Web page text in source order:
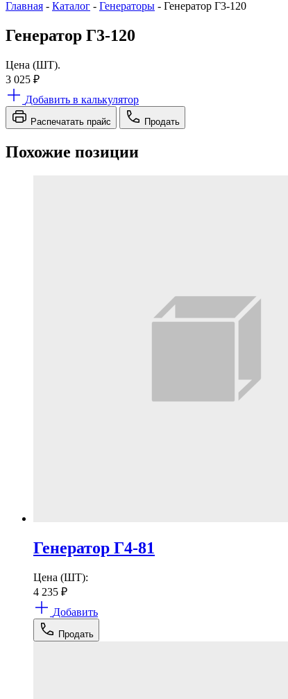
Главная - Каталог - Генераторы - Генератор Г3-120
Генератор Г3-120
Цена (ШТ).
3 025 ₽
Добавить в калькулятор
Распечатать прайс Продать
Похожие позиции
Генератор Г4-81
Цена (ШТ):
4 235 ₽
Добавить
Продать